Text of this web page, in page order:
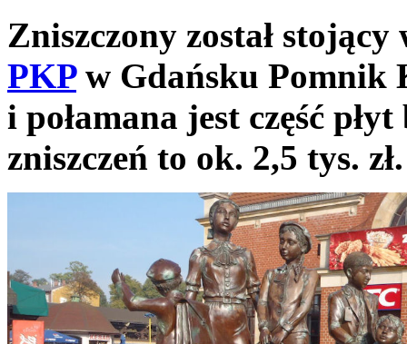
Zniszczony został
PKPw Gdańsku Pomnik
i połamana jest część
zniszczeń to ok. 2,5 tys. zł.